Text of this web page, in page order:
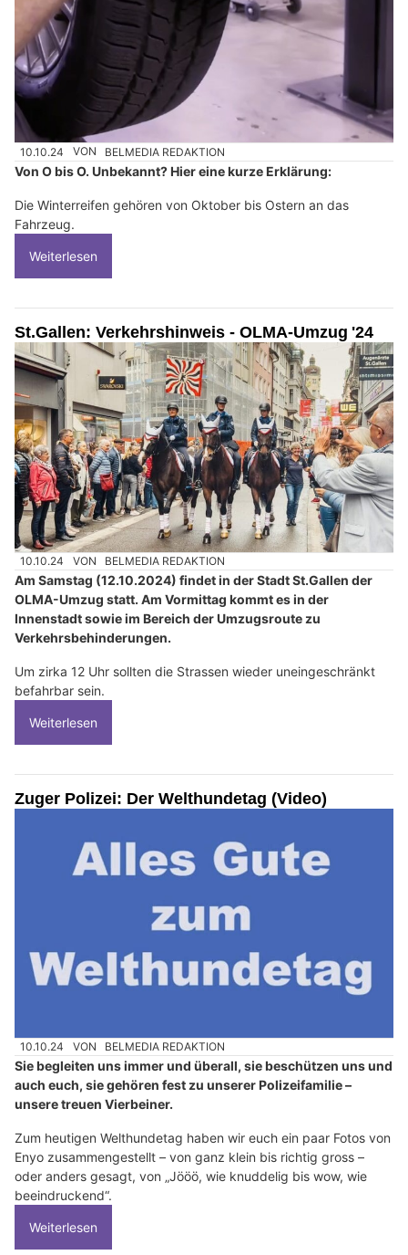
10.10.24 VON BELMEDIA REDAKTION
Von O bis O. Unbekannt? Hier eine kurze Erklärung:
Die Winterreifen gehören von Oktober bis Ostern an das
Fahrzeug.
Weiterlesen
St.Gallen: Verkehrshinweis - OLMA-Umzug '24
10.10.24 VON BELMEDIA REDAKTION
Am Samstag (12.10.2024) findet in der Stadt St.Gallen der
OLMA-Umzug statt. Am Vormittag kommt es in der
Innenstadt sowie im Bereich der Umzugsroute zu
Verkehrsbehinderungen.
Um zirka 12 Uhr sollten die Strassen wieder uneingeschränkt
befahrbar sein.
Weiterlesen
Zuger Polizei: Der Welthundetag (Video)
10.10.24 VON BELMEDIA REDAKTION
Sie begleiten uns immer und überall, sie beschützen uns und
auch euch, sie gehören fest zu unserer Polizeifamilie –
unsere treuen Vierbeiner.
Zum heutigen Welthundetag haben wir euch ein paar Fotos von
Enyo zusammengestellt – von ganz klein bis richtig gross –
oder anders gesagt, von „Jööö, wie knuddelig bis wow, wie
beeindruckend“.
Weiterlesen